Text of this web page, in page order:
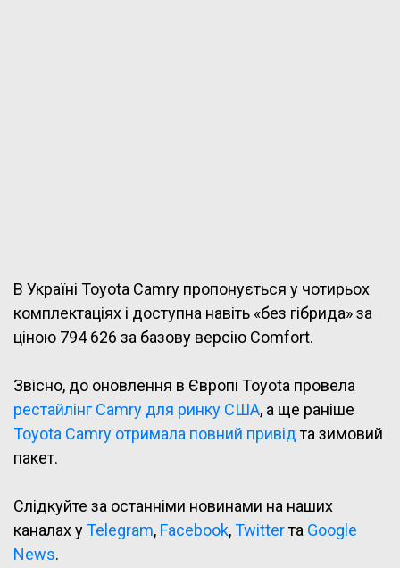
В Україні Toyota Camry пропонується у чотирьох
комплектаціях і доступна навіть «без гібрида» за
ціною 794 626 за базову версію Comfort.
Звісно, до оновлення в Європі Toyota провела
рестайлінг Camry для ринку США, а ще раніше
Toyota Camry отримала повний привідта зимовий
пакет.
Слідкуйте за останніми новинами на наших
каналах уTelegram, Facebook,Twitterта Google
News.